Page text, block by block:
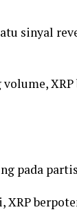
sinyal
pada